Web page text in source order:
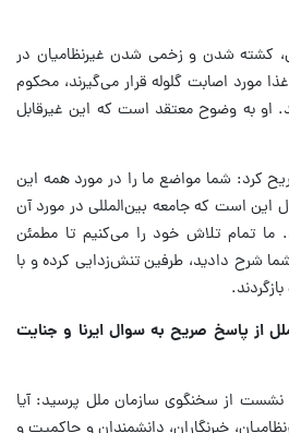
کشته شدن و زخمی شدن غیرنظامیان در
مورد اصابت گلوله قرار می‌گیرند، محکوم
او به وضوح معتقد است که این غیرقابل
کرد: شما مواضع ما را در مورد همه این
این است که جامعه بین‌المللی در مورد آن
ما تمام تلاش خود را می‌کنیم تا مطمئن
شرح دادید، طرفین تنش‌زدایی کرده و با
از پاسخ صریح به سوال ایرنا و جنایت
نشست از سخنگوی سازمان ملل پرسید: آیا